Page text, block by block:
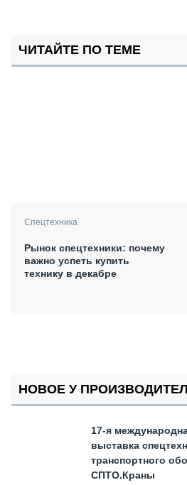
ЧИТАЙТЕ ПО ТЕМЕ
Спецтехника
Рынок спецтехники: почему
важно успеть купить
технику в декабре
НОВОЕ У
17-я
выставка
транспортного
СПТО.Краны